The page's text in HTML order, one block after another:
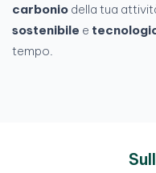
carbonio della tua
sostenibile e
tempo.